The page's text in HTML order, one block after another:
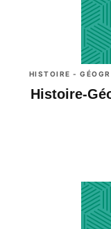
HISTOIRE -
Histoire-